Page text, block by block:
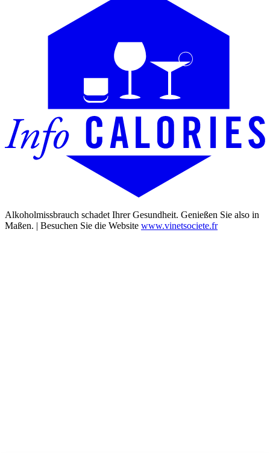
Alkoholmissbrauch schadet Ihrer Gesundheit. Genießen Sie also in
Maßen. | Besuchen Sie die Website www.vinetsociete.fr